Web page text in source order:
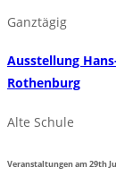
Ganztägig
Ausstellung
Rothenburg
Alte Schule
Veranstaltungen am29th